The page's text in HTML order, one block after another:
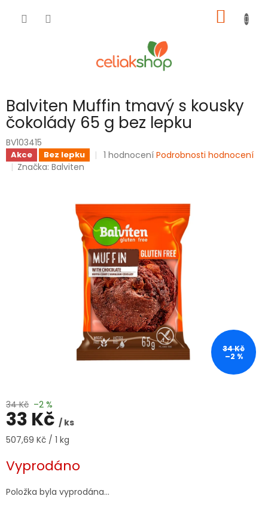
KOŠÍK
Balviten Muffin tmavý s kousky
čokolády 65 g bez lepku
BV103415
Akce Bez lepku
Průměrné
5
hvězdiček.
1 hodnocení Podrobnosti hodnocení
Značka:Balviten
34 Kč
–2 %
34 Kč –2 %
33 Kč / ks
Měrná
507,69 Kč / 1 kg
Vyprodáno
Položka byla vyprodána…